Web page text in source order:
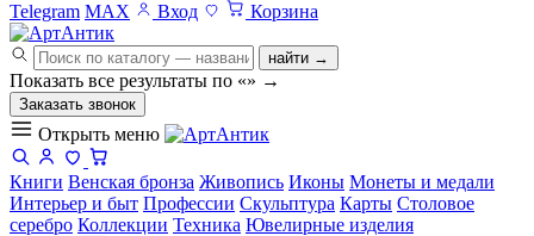
Telegram MAX Вход Корзина
найти →
Показать все результаты по «» →
Заказать звонок
Открыть меню
Книги Венская бронза Живопись Иконы Монеты и медали
Интерьер и быт Профессии Скульптура Карты Столовое
серебро Коллекции Техника Ювелирные изделия